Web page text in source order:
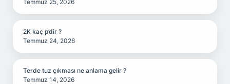
Temmuz 25, 2026
2K kaç p’dir ?
Temmuz 24, 2026
Terde tuz çıkması ne anlama gelir ?
Temmuz 14, 2026